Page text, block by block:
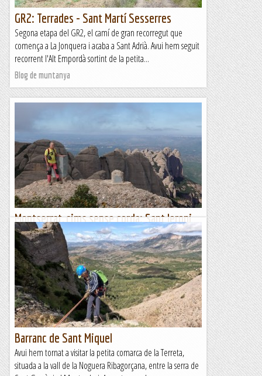
GR2: Terrades - Sant Martí Sesserres
Segona etapa del GR2, el camí de gran recorregut que
comença a La Jonquera i acaba a Sant Adrià. Avui hem seguit
recorrent l'Alt Empordà sortint de la petita...
Blog de muntanya
Montserrat, cims sense corda: Sant Jeroni
(II)
Ja fa quatre anys que es va publicar el llibre Montserrat, cims
sense corda. En aquesta publicació es proposa un bon grapat
d'ascensions a roques i agulles de...
Blog de muntanya
Barranc de Sant Miquel
Avui hem tornat a visitar la petita comarca de la Terreta,
situada a la vall de la Noguera Ribagorçana, entre la serra de